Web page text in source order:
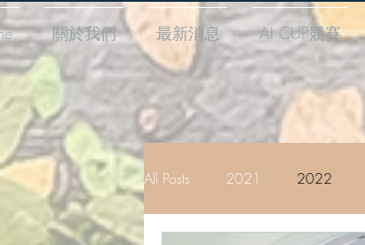
關於我們 最新消息 AI CUP競賽
All Posts 2021 2022